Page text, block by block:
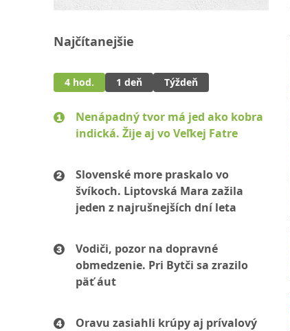
Najčítanejšie
4 hod. 1 deň Týždeň
Nenápadný tvor má jed ako kobra
indická. Žije aj vo Veľkej Fatre
Slovenské more praskalo vo
švíkoch. Liptovská Mara zažila
jeden z najrušnejších dní leta
Vodiči, pozor na dopravné
obmedzenie. Pri Bytči sa zrazilo
päť áut
Oravu zasiahli krúpy aj prívalový